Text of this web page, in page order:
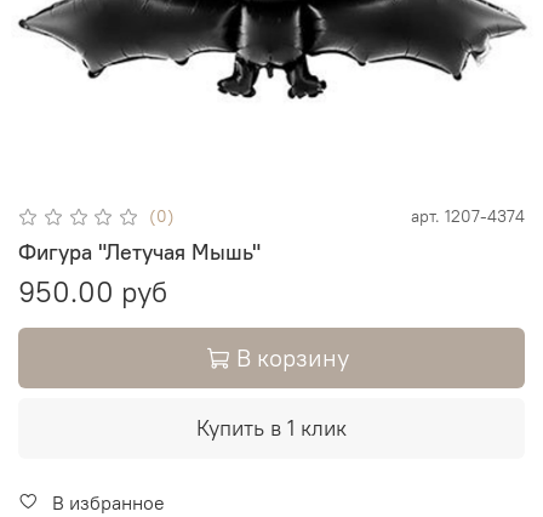
(0) арт. 1207-4374
Фигура "Летучая Мышь"
950.00 руб
В корзину
Купить в 1 клик
В избранное